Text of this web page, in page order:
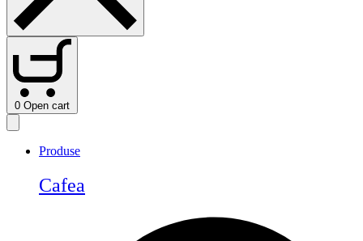
0 Open cart
Produse
Cafea